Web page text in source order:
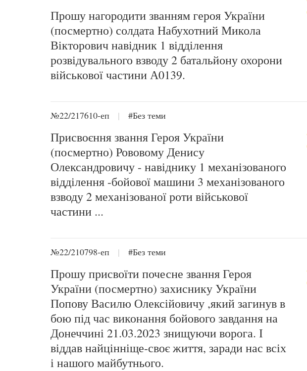
Прошу нагородити званням героя України
(посмертно) солдата Набухотний Микола
Вікторович навідник 1 відділення
розвідувального взводу 2 батальйону охорони
військової частини А0139.
№22/217610-еп | #Без теми
Присвоєння звання Героя України
(посмертно) Рововому Денису
Олександровичу - навіднику 1 механізованого
відділення -бойової машини 3 механізованого
взводу 2 механізованої роти військової
частини ...
№22/210798-еп | #Без теми
Прошу присвоїти почесне звання Героя
України (посмертно) захиснику України
Попову Василю Олексійовичу ,який загинув в
бою під час виконання бойового завдання на
Донеччині 21.03.2023 знищуючи ворога. І
віддав найцінніще-своє життя, заради нас всіх
і нашого майбутнього.